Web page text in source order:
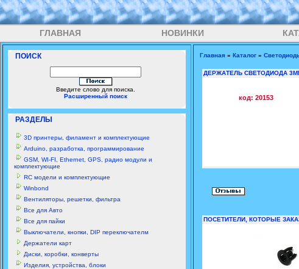
ГЛАВНАЯ НОВИНКИ
ПОИСК
Введите слово для поиска.
Расширенный поиск
РАЗДЕЛЫ
3D принтеры, филамент и комплектующие
Arduino, разработка, программирование
GSM, WI-FI, Ethernet, GPS, радио модули и
комплектующие
RC модели и комплектующие
Winbond
Вентиляторы, решетки, фильтра
Все для Авто
Все для пайки
Выключатели, кнопки, DIP переключателм
Держатели карт
Диски, коробки, конверты
Изделия, устройства, блоки
Главная » Каталог »
ДЕРЖАТЕЛЬ СВЕТОДИОДА
код: 20153
ПОСЕТИТЕЛИ, КОТОРЫЕ